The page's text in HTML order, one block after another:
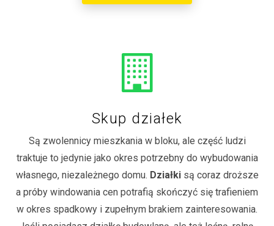
Skup działek
Są zwolennicy mieszkania w bloku, ale część ludzi
traktuje to jedynie jako okres potrzebny do wybudowania
własnego, niezależnego domu. Działkisą coraz droższe
a próby windowania cen potrafią skończyć się trafieniem
w okres spadkowy i zupełnym brakiem zainteresowania.